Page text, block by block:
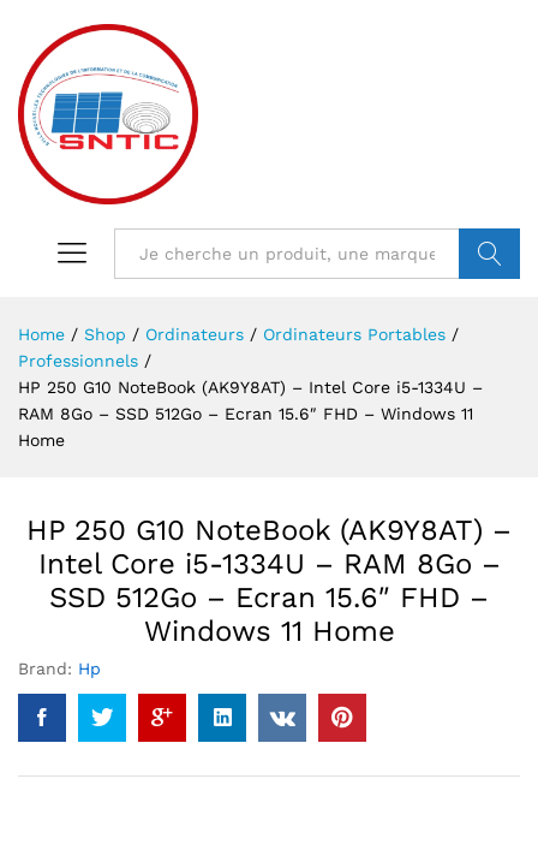
Home / Shop / Ordinateurs / Ordinateurs Portables /
Professionnels /
HP 250 G10 NoteBook (AK9Y8AT) – Intel Core i5-1334U –
RAM 8Go – SSD 512Go – Ecran 15.6″ FHD – Windows 11
Home
HP 250 G10 NoteBook (AK9Y8AT) –
Intel Core i5-1334U – RAM 8Go –
SSD 512Go – Ecran 15.6″ FHD –
Windows 11 Home
Brand: Hp